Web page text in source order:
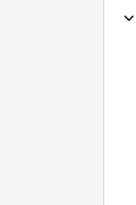
expand_more